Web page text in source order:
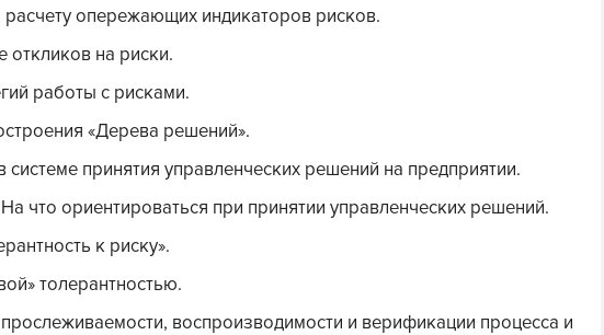
опережающих индикаторов рисков.
откликов на риски.
работы с рисками.
«Дерева решений».
системе принятия управленческих решений на предприятии.
На что ориентироваться при принятии управленческих решений.
к риску».
толерантностью.
воспроизводимости и верификации процесса и